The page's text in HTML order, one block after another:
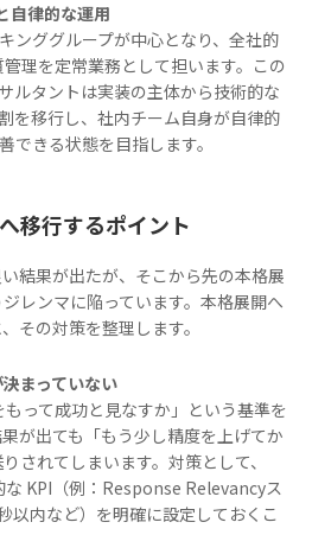
自律的な運用
ンググループが中心となり、全社的
理を定常業務として担います。この
ルタントは実装の主体から技術的な
を移行し、社内チーム自身が自律的
できる状態を目指します。
移行するポイント
結果が出たが、そこから先の本格展
レンマに陥っています。本格展開へ
その対策を整理します。
まっていない
って成功と見なすか」という基準を
が出ても「もう少し精度を上げてか
されてしまいます。対策として、
な KPI（例：Response Relevancyス
以内など）を明確に設定しておくこ